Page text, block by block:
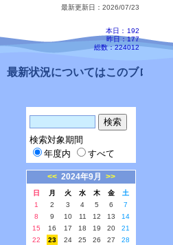
最新更新日：2026/07/23
本日： 192
昨日：177
総数：224012
最新状況についてはこのブログ、
検索対象期間
年度内
すべて
<< 2024年9月 >>
日 月 火 水 木 金
土
1
2 3 4 5 6
7
8
9 10 11 12 13
14
15
16 17 18 19 20
21
22
23 24 25 26 27
28